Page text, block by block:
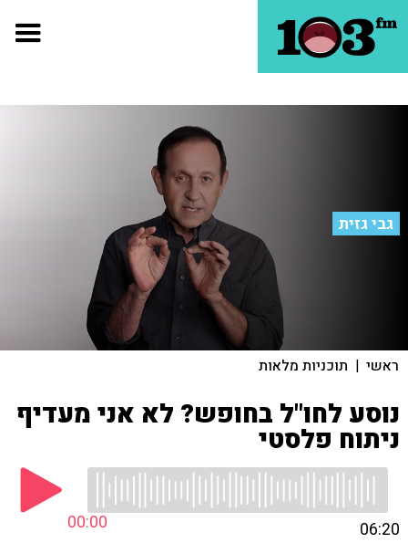
גבי גזית
ראשי | תוכניות מלאות
נוסע לחו"ל בחופש? לא אני מעדיף
ניתוח פלסטי
00:00 06:20